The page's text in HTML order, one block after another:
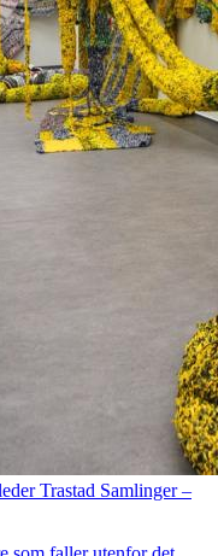
Trastad Samlinger –